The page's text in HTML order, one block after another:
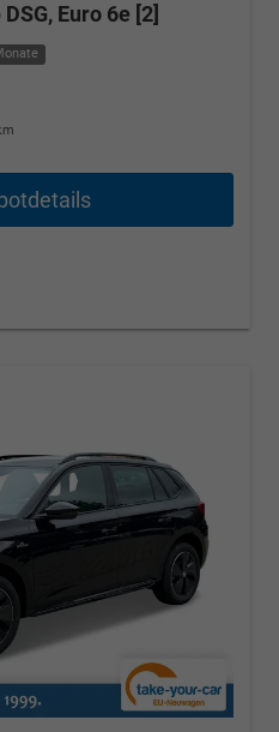
Euro 6e [2]